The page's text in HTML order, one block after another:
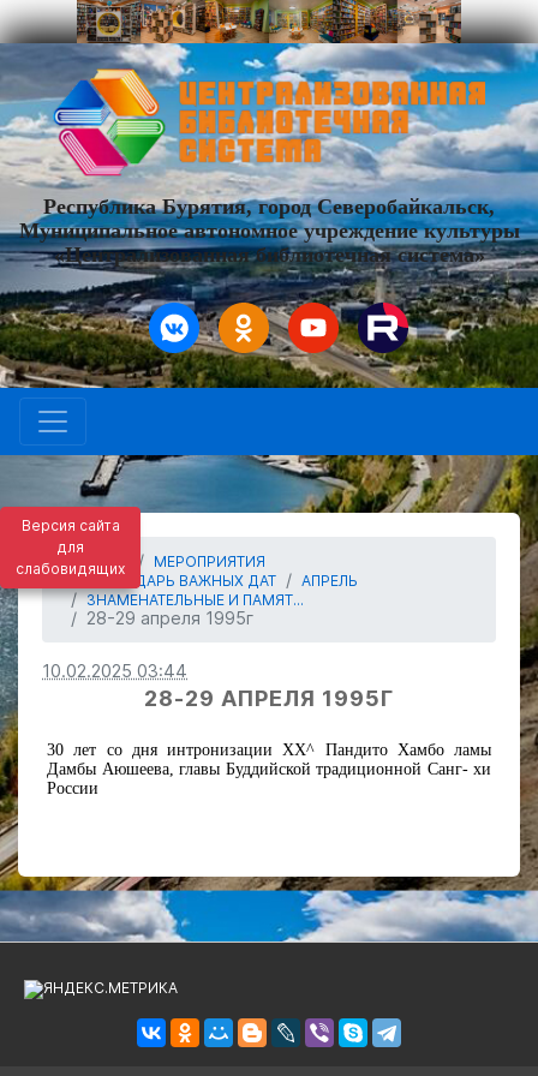
Версия сайта
для
слабовидящих
Республика Бурятия, город Северобайкальск,
Муниципальное автономное учреждение культуры
«Централизованная библиотечная система»
МЕРОПРИЯТИЯ
КАЛЕНДАРЬ ВАЖНЫХ ДАТ
АПРЕЛЬ
ЗНАМЕНАТЕЛЬНЫЕ И ПАМЯТ...
28-29 апреля 1995г
10.02.2025 03:44
28-29 АПРЕЛЯ 1995Г
30 лет со дня интронизации ХХ^ Пандито Хамбо ламы
Дамбы Аюшеева, главы Буддийской традиционной Санг- хи
России